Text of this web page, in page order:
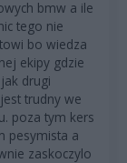
bmw a ile
tego nie
bo wiedza
ekipy gdzie
drugi
trudny we
poza tym kers
pesymista a
zaskoczylo